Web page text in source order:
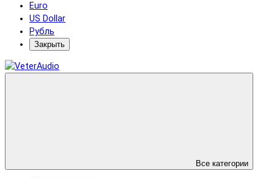
Euro
US Dollar
Рубль
Закрыть
Все категории